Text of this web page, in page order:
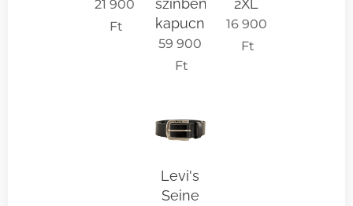
21 900
Ft
kapucnival
59 900
Ft
16 900
Ft
Levi's
Seine